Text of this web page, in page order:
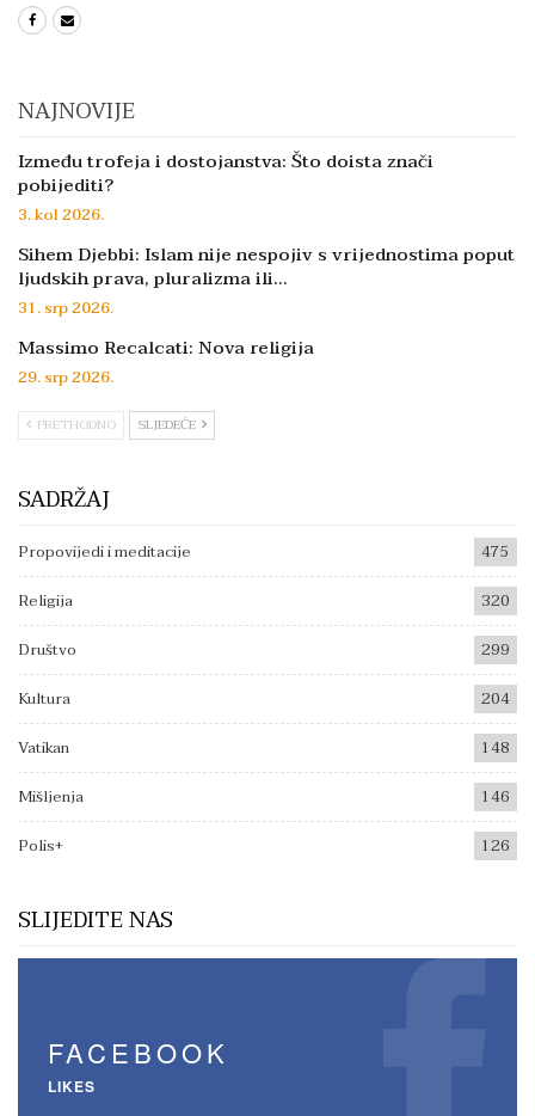
NAJNOVIJE
Između trofeja i dostojanstva: Što doista znači
pobijediti?
3. kol 2026.
Sihem Djebbi: Islam nije nespojiv s vrijednostima poput
ljudskih prava, pluralizma ili…
31. srp 2026.
Massimo Recalcati: Nova religija
29. srp 2026.
PRETHODNO SLJEDEĆE
SADRŽAJ
Propovijedi i meditacije
475
Religija
320
Društvo
299
Kultura
204
Vatikan
148
Mišljenja
146
Polis+
126
SLIJEDITE NAS
FACEBOOK
LIKES